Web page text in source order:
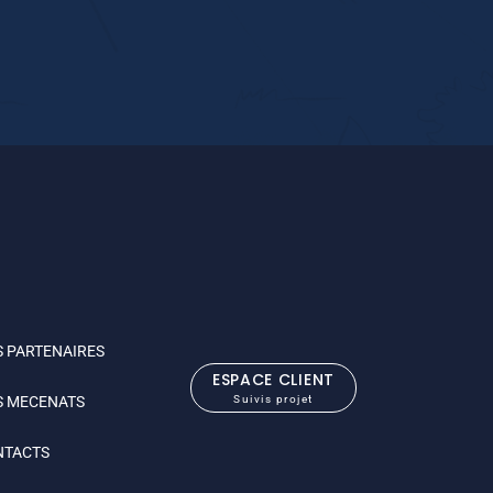
PARTENAIRES
MECENATS
ESPACE CLIENT
Suivis projet